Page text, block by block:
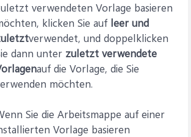
verwendeten Vorlage basieren
klicken Sie auf leer und
verwendet, und doppelklicken
dann unter zuletzt verwendete
auf die Vorlage, die Sie
möchten.
Sie die Arbeitsmappe auf einer
Vorlage basieren